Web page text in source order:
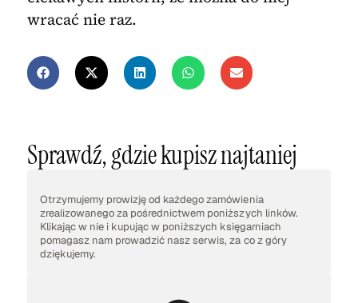
wracać nie raz.
Sprawdź, gdzie kupisz najtaniej
Otrzymujemy prowizję od każdego zamówienia
zrealizowanego za pośrednictwem poniższych linków.
Klikając w nie i kupując w poniższych księgarniach
pomagasz nam prowadzić nasz serwis, za co z góry
dziękujemy.